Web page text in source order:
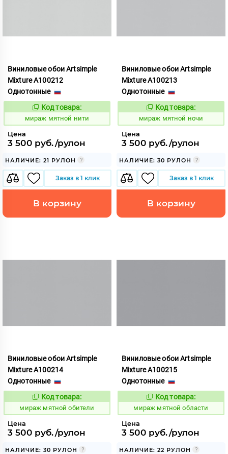
Виниловые обои Artsimple
Mixture A100212
Однотонные
992185
Код товара:
мираж мятной нити
Цена
3 500 руб./рулон
НАЛИЧИЕ: 21 РУЛОН
Заказ в 1 клик
В корзину
Виниловые обои Artsimple
Mixture A100213
Однотонные
992186
Код товара:
мираж мятной ночи
Цена
3 500 руб./рулон
НАЛИЧИЕ: 30 РУЛОН
Заказ в 1 клик
В корзину
Виниловые обои Artsimple
Mixture A100214
Однотонные
992187
Код товара:
мираж мятной обители
Цена
3 500 руб./рулон
НАЛИЧИЕ: 30 РУЛОН
Виниловые обои Artsimple
Mixture A100215
Однотонные
992188
Код товара:
мираж мятной области
Цена
3 500 руб./рулон
НАЛИЧИЕ: 22 РУЛОН